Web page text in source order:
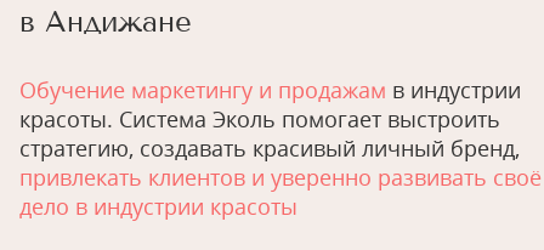
в Андижане
Обучение маркетингу и продажам в индустрии
красоты. Система Эколь помогает выстроить
стратегию, создавать красивый личный бренд,
привлекать клиентов и уверенно развивать своё
дело в индустрии красоты